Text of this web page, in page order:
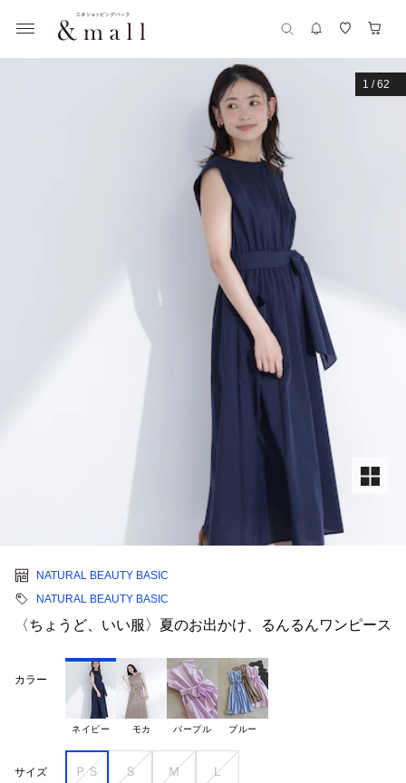
1 /62
NATURAL BEAUTY BASIC
NATURAL BEAUTY BASIC
〈ちょうど、いい服〉夏のお出かけ、るんるんワンピース
カラー
ネイビー モカ パープル ブルー
サイズ ＰＳ Ｓ Ｍ Ｌ